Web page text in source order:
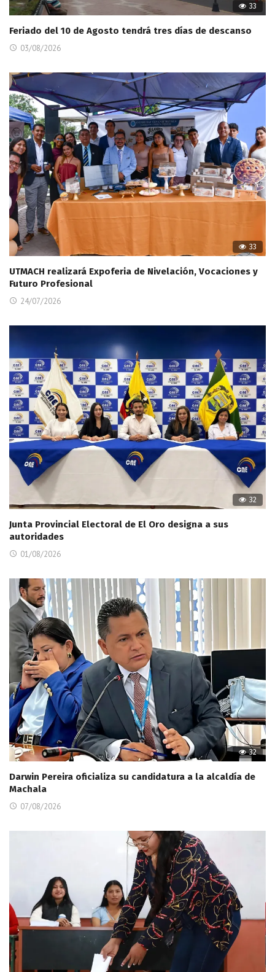
33
Feriado del 10 de Agosto tendrá tres días de descanso
03/08/2026
33
UTMACH realizará Expoferia de Nivelación, Vocaciones y
Futuro Profesional
24/07/2026
32
Junta Provincial Electoral de El Oro designa a sus
autoridades
01/08/2026
32
Darwin Pereira oficializa su candidatura a la alcaldía de
Machala
07/08/2026